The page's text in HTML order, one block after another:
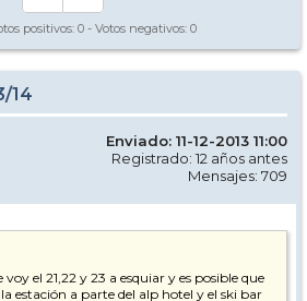
positivos: 0 - Votos negativos: 0
14
Enviado: 11-12-2013 11:00
Registrado: 12 años antes
Mensajes: 709
el 21,22 y 23 a esquiar y es posible que
estación a parte del alp hotel y el ski bar